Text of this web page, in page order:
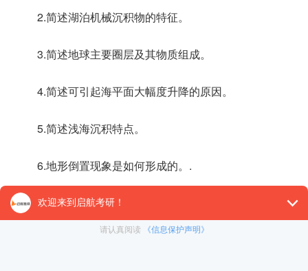
2.简述湖泊机械沉积物的特征。
3.简述地球主要圈层及其物质组成。
4.简述可引起海平面大幅度升降的原因。
5.简述浅海沉积特点。
6.地形倒置现象是如何形成的。.
7.简述沼泽的形成途径。